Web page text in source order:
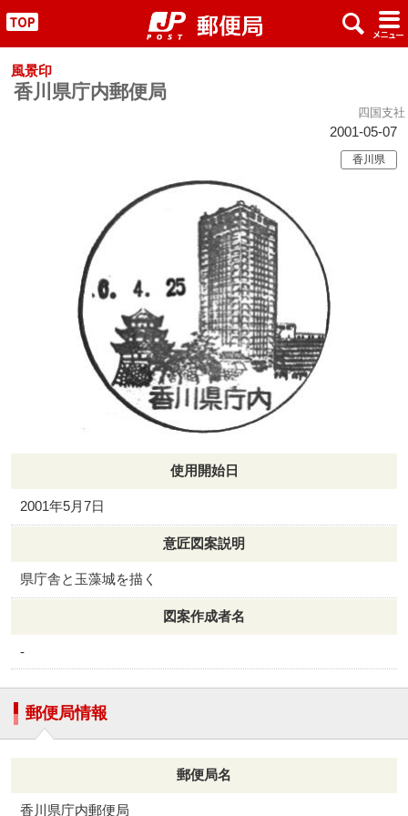
" x #
風景印
香川県庁内郵便局
四国支社
2001-05-07
香川県
使用開始日
2001年5月7日
意匠図案説明
県庁舎と玉藻城を描く
図案作成者名
-
郵便局情報
郵便局名
香川県庁内郵便局